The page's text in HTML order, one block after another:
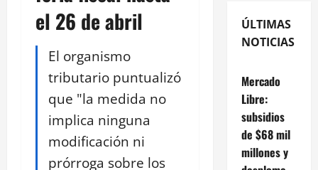
el 26 de abril
El organismo
tributario puntualizó
que "la medida no
implica ninguna
modificación ni
prórroga sobre los
ÚLTIMAS
NOTICIAS
Mercado
Libre:
subsidios
de $68 mil
millones y